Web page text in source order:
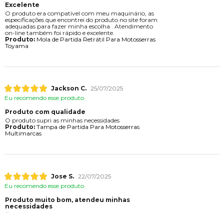
Excelente
O produto era compatível com meu maquinário, as
especificações que encontrei do produto no site foram
adequadas para fazer minha escolha . Atendimento
on-line também foi rápido e excelente.
Produto:Mola de Partida Retrátil Para Motosserras
Toyama
Jackson C. 25/07/2025
Eu recomendo esse produto.
Produto com qualidade
O produto supri as minhas necessidades
Produto:Tampa de Partida Para Motosserras
Multimarcas
Jose S. 22/07/2025
Eu recomendo esse produto.
Produto muito bom, atendeu minhas
necessidades